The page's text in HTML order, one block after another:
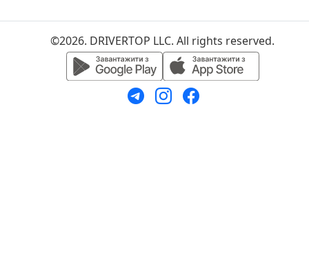
©2026. DRIVERTOP LLC. All rights reserved.